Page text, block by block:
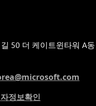
50 더 케이트윈타워 A동
정보확인